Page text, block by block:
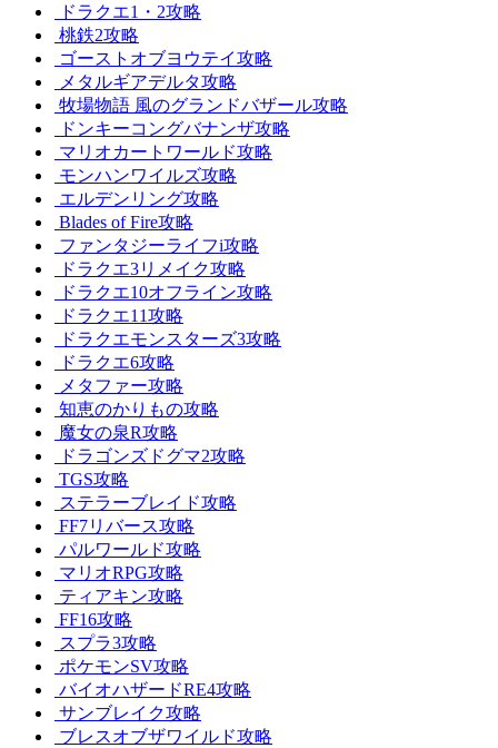
ドラクエ1・2攻略
桃鉄2攻略
ゴーストオブヨウテイ攻略
メタルギアデルタ攻略
牧場物語 風のグランドバザール攻略
ドンキーコングバナンザ攻略
マリオカートワールド攻略
モンハンワイルズ攻略
エルデンリング攻略
Blades of Fire攻略
ファンタジーライフi攻略
ドラクエ3リメイク攻略
ドラクエ10オフライン攻略
ドラクエ11攻略
ドラクエモンスターズ3攻略
ドラクエ6攻略
メタファー攻略
知恵のかりもの攻略
魔女の泉R攻略
ドラゴンズドグマ2攻略
TGS攻略
ステラーブレイド攻略
FF7リバース攻略
パルワールド攻略
マリオRPG攻略
ティアキン攻略
FF16攻略
スプラ3攻略
ポケモンSV攻略
バイオハザードRE4攻略
サンブレイク攻略
ブレスオブザワイルド攻略